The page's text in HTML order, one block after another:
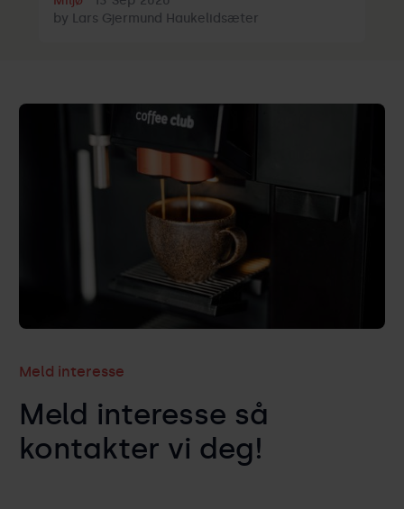
by Lars Gjermund Haukelidsæter
Meld interesse
Meld interesse så
kontakter vi deg!